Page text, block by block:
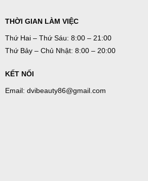
THỜI GIAN LÀM VIỆC
Thứ Hai – Thứ Sáu: 8:00 – 21:00
Thứ Bảy – Chủ Nhật: 8:00 – 20:00
KẾT NỐI
Email: dvibeauty86@gmail.com